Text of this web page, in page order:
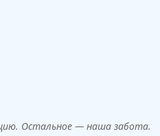
Остальное — наша забота.